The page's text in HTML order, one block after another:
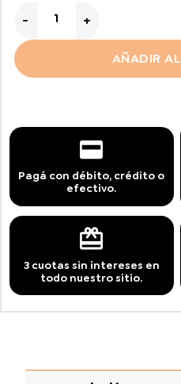
AÑADIR
Pagá con débito, crédito o
efectivo.
3 cuotas sin intereses en
todo nuestro sitio.